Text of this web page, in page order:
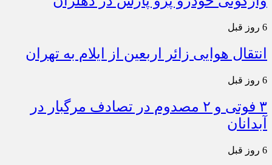
6 روز قبل
انتقال هوایی زائر اربعین از ایلام به تهران
6 روز قبل
۳ فوتی و ۲ مصدوم در تصادف مرگبار در
آبدانان
6 روز قبل